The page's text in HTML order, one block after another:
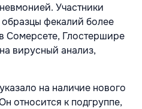
Участники
фекалий более
Сомерсете, Глостершире
вирусный анализ,
на наличие нового
относится к подгруппе,